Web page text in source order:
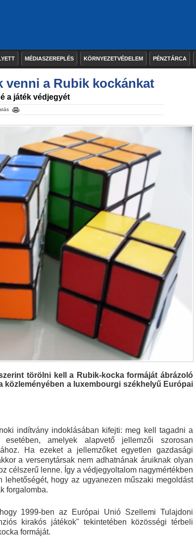
MÉDIASZEREPLÉS KÖRNYEZETVÉDELEM PÉNZTÁRCA
venni a Rubik kockánkat
a játék védjegyét
törölni kell a Rubik-kocka formáját ábrázoló
közleményében a luxembourgi székhelyű Európai
indítvány indoklásában kifejti: meg kell tagadni a
amelyek alapvető jellemzői szorosan
Ha ezeket a jellemzőket egyetlen gazdasági
a versenytársak nem adhatnának áruiknak olyan
célszerű lenne. Így a védjegyoltalom nagymértékben
lehetőségét, hogy az ugyanezen műszaki megoldást
forgalomba.
1999-ben az Európai Unió Szellemi Tulajdoni
kirakós játékok" tekintetében közösségi térbeli
formáját.